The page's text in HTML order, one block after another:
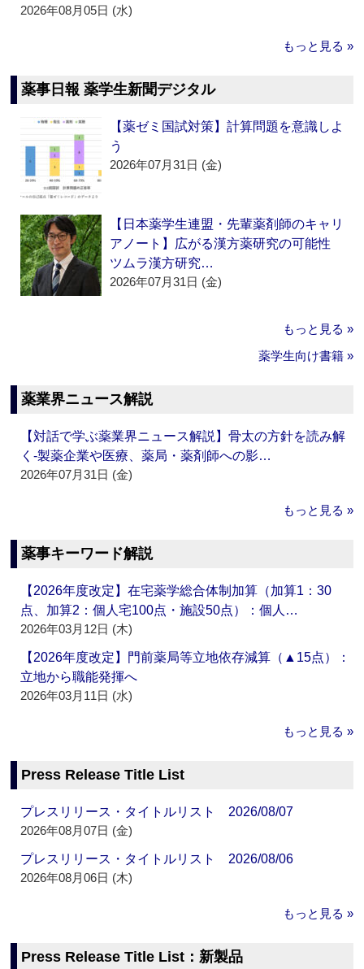
2026年08月05日 (水)
もっと見る »
薬事日報 薬学生新聞デジタル
【薬ゼミ国試対策】計算問題を意識しよ
う
2026年07月31日 (金)
【日本薬学生連盟・先輩薬剤師のキャリ
アノート】広がる漢方薬研究の可能性
ツムラ漢方研究…
2026年07月31日 (金)
もっと見る »
薬学生向け書籍 »
薬業界ニュース解説
【対話で学ぶ薬業界ニュース解説】骨太の方針を読み解
く‐製薬企業や医療、薬局・薬剤師への影…
2026年07月31日 (金)
もっと見る »
薬事キーワード解説
【2026年度改定】在宅薬学総合体制加算（加算1：30
点、加算2：個人宅100点・施設50点）：個人…
2026年03月12日 (木)
【2026年度改定】門前薬局等立地依存減算（▲15点）：
立地から職能発揮へ
2026年03月11日 (水)
もっと見る »
Press Release Title List
プレスリリース・タイトルリスト 2026/08/07
2026年08月07日 (金)
プレスリリース・タイトルリスト 2026/08/06
2026年08月06日 (木)
もっと見る »
Press Release Title List：新製品